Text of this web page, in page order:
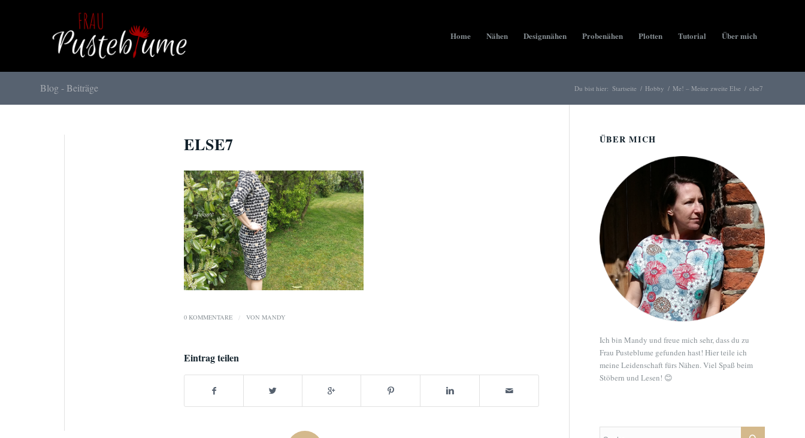
Home Nähen Designnähen Probenähen Plotten Tutorial Über mich
Blog - Beiträge Du bist hier: Startseite / Hobby / Me! – Meine zweite Else / else7
ELSE7
0 KOMMENTARE / VON MANDY
Eintrag teilen
ÜBER MICH
Ich bin Mandy und freue mich sehr, dass du zu
Frau Pusteblume gefunden hast! Hier teile ich
meine Leidenschaft fürs Nähen. Viel Spaß beim
Stöbern und Lesen! 😊